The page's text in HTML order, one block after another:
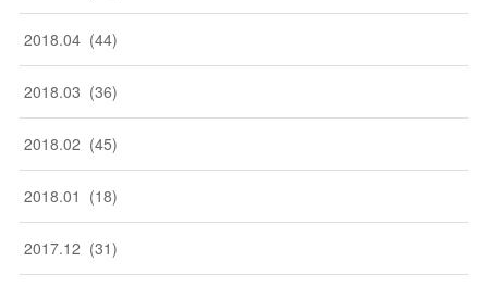
2018.04 (44)
2018.03 (36)
2018.02 (45)
2018.01 (18)
2017.12 (31)